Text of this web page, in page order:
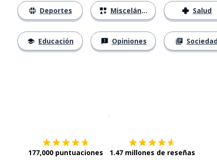
Deportes
Educación
Misceláneo
Opiniones
Salud
177,000 puntuaciones 1.47 millones de reseñas